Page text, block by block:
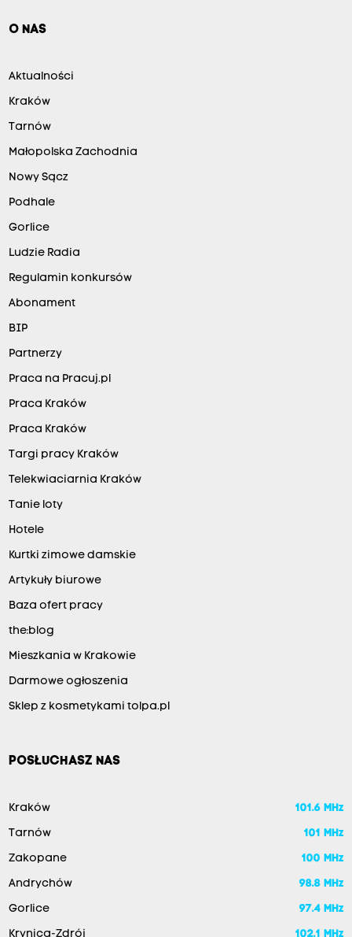
O NAS
Aktualności
Kraków
Tarnów
Małopolska Zachodnia
Nowy Sącz
Podhale
Gorlice
Ludzie Radia
Regulamin konkursów
Abonament
BIP
Partnerzy
Praca na Pracuj.pl
Praca Kraków
Praca Kraków
Targi pracy Kraków
Telekwiaciarnia Kraków
Tanie loty
Hotele
Kurtki zimowe damskie
Artykuły biurowe
Baza ofert pracy
the:blog
Mieszkania w Krakowie
Darmowe ogłoszenia
Sklep z kosmetykami tolpa.pl
POSŁUCHASZ NAS
Kraków 101.6 MHz
Tarnów 101 MHz
Zakopane 100 MHz
Andrychów 98.8 MHz
Gorlice 97.4 MHz
Krynica-Zdrój 102.1 MHz